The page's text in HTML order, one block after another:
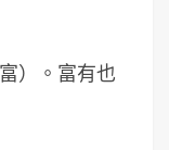
）。富有也